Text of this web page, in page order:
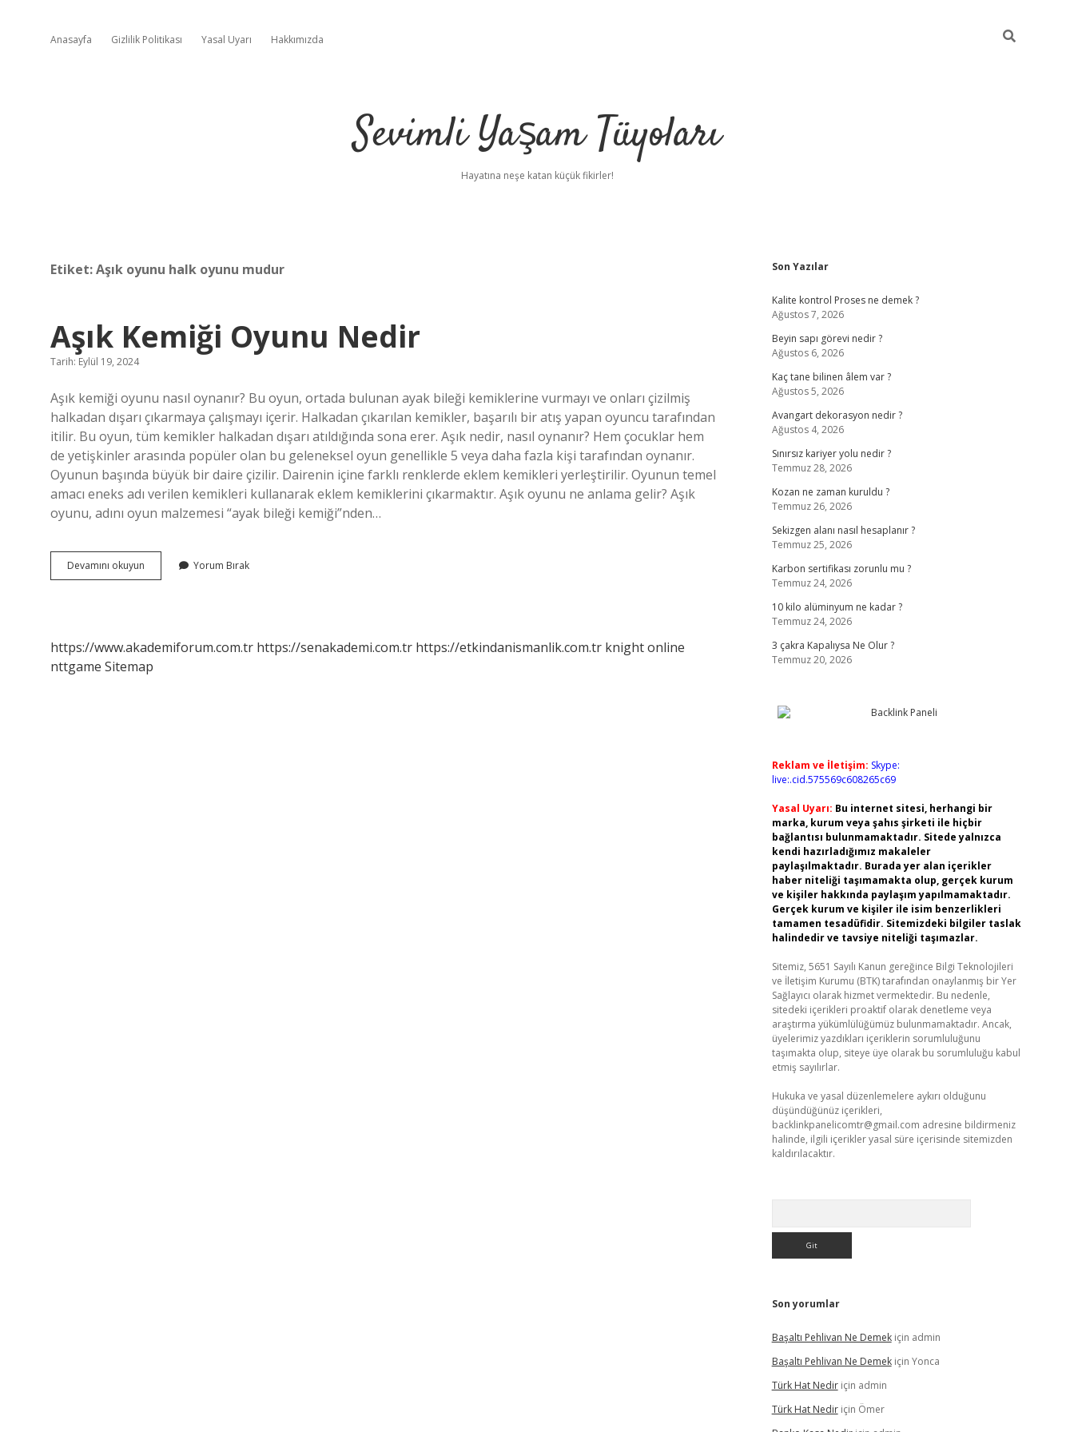
Anasayfa Gizlilik Politikası Yasal Uyarı Hakkımızda
Sevimli Yaşam Tüyoları
Hayatına neşe katan küçük fikirler!
Etiket:Aşık oyunu halk oyunu mudur
Aşık Kemiği Oyunu Nedir
Tarih: Eylül 19, 2024
Aşık kemiği oyunu nasıl oynanır? Bu oyun, ortada bulunan ayak bileği kemiklerine vurmayı ve onları çizilmiş
halkadan dışarı çıkarmaya çalışmayı içerir. Halkadan çıkarılan kemikler, başarılı bir atış yapan oyuncu tarafından
itilir. Bu oyun, tüm kemikler halkadan dışarı atıldığında sona erer. Aşık nedir, nasıl oynanır? Hem çocuklar hem
de yetişkinler arasında popüler olan bu geleneksel oyun genellikle 5 veya daha fazla kişi tarafından oynanır.
Oyunun başında büyük bir daire çizilir. Dairenin içine farklı renklerde eklem kemikleri yerleştirilir. Oyunun temel
amacı eneks adı verilen kemikleri kullanarak eklem kemiklerini çıkarmaktır. Aşık oyunu ne anlama gelir? Aşık
oyunu, adını oyun malzemesi “ayak bileği kemiği”nden…
Devamını okuyun
Kemiği
Yorum Bırak
https://www.akademiforum.com.tr https://senakademi.com.tr https://etkindanismanlik.com.tr knight online
nttgame Sitemap
Sidebar
Son Yazılar
Kalite kontrol Proses ne demek ?
Ağustos 7, 2026
Beyin sapı görevi nedir ?
Ağustos 6, 2026
Kaç tane bilinen âlem var ?
Ağustos 5, 2026
Avangart dekorasyon nedir ?
Ağustos 4, 2026
Sınırsız kariyer yolu nedir ?
Temmuz 28, 2026
Kozan ne zaman kuruldu ?
Temmuz 26, 2026
Sekizgen alanı nasıl hesaplanır ?
Temmuz 25, 2026
Karbon sertifikası zorunlu mu ?
Temmuz 24, 2026
10 kilo alüminyum ne kadar ?
Temmuz 24, 2026
3 çakra Kapalıysa Ne Olur ?
Temmuz 20, 2026
Reklam ve İletişim: Skype:
live:.cid.575569c608265c69
Yasal Uyarı: Bu internet sitesi, herhangi bir
marka, kurum veya şahıs şirketi ile hiçbir
bağlantısı bulunmamaktadır. Sitede yalnızca
kendi hazırladığımız makaleler
paylaşılmaktadır. Burada yer alan içerikler
haber niteliği taşımamakta olup, gerçek kurum
ve kişiler hakkında paylaşım yapılmamaktadır.
Gerçek kurum ve kişiler ile isim benzerlikleri
tamamen tesadüfidir. Sitemizdeki bilgiler taslak
halindedir ve tavsiye niteliği taşımazlar.
Sitemiz, 5651 Sayılı Kanun gereğince Bilgi Teknolojileri
ve İletişim Kurumu (BTK) tarafından onaylanmış bir Yer
Sağlayıcı olarak hizmet vermektedir. Bu nedenle,
sitedeki içerikleri proaktif olarak denetleme veya
araştırma yükümlülüğümüz bulunmamaktadır. Ancak,
üyelerimiz yazdıkları içeriklerin sorumluluğunu
taşımakta olup, siteye üye olarak bu sorumluluğu kabul
etmiş sayılırlar.
Hukuka ve yasal düzenlemelere aykırı olduğunu
düşündüğünüz içerikleri,
backlinkpanelicomtr@gmail.com adresine bildirmeniz
halinde, ilgili içerikler yasal süre içerisinde sitemizden
kaldırılacaktır.
Son yorumlar
Başaltı Pehlivan Ne Demekiçin admin
Başaltı Pehlivan Ne Demekiçin Yonca
Türk Hat Nediriçin admin
Türk Hat Nediriçin Ömer